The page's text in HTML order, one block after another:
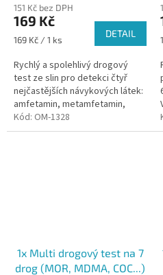
151 Kč bez DPH
169 Kč
Měrná
169 Kč / 1 ks
DETAIL
Rychlý a spolehlivý drogový
test ze slin pro detekci čtyř
nejčastějších návykových látek:
amfetamin, metamfetamin,
kokain a opiáty. Pro
profesionální použití
Kód: OM-1328
1x Multi drogový test na 7
drog (MOR, MDMA, COC...)